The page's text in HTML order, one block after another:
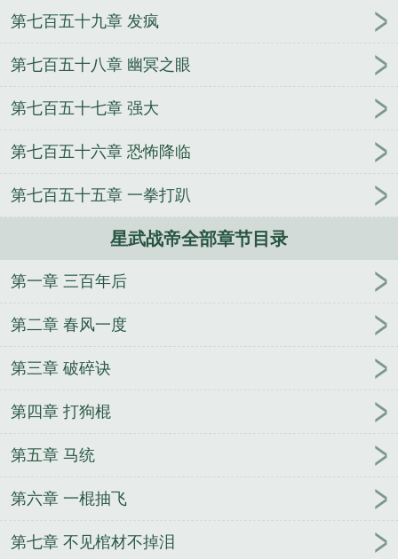
龙
将军以妻为妾，夫人和离后逆袭罗雪娘洛子清
全
城追爱，总裁低调点 当卧底不讲武德
[综漫] 某咒术
科说唱生
我，神明，救赎者
第七百五十九章 发疯
第七百五十八章 幽冥之眼
第七百五十七章 强大
第七百五十六章 恐怖降临
第七百五十五章 一拳打趴
星武战帝全部章节目录
第一章 三百年后
第二章 春风一度
第三章 破碎诀
第四章 打狗棍
第五章 马统
第六章 一棍抽飞
第七章 不见棺材不掉泪